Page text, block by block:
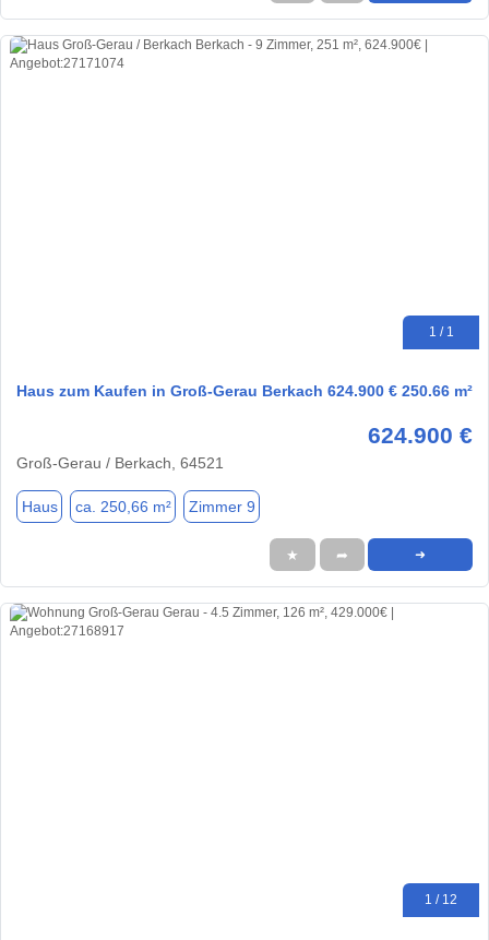
1 / 1
Haus zum Kaufen in Groß-Gerau Berkach 624.900 € 250.66 m²
624.900 €
Groß-Gerau / Berkach, 64521
Haus ca. 250,66 m² Zimmer 9
★ ➦ ➜
1 / 12